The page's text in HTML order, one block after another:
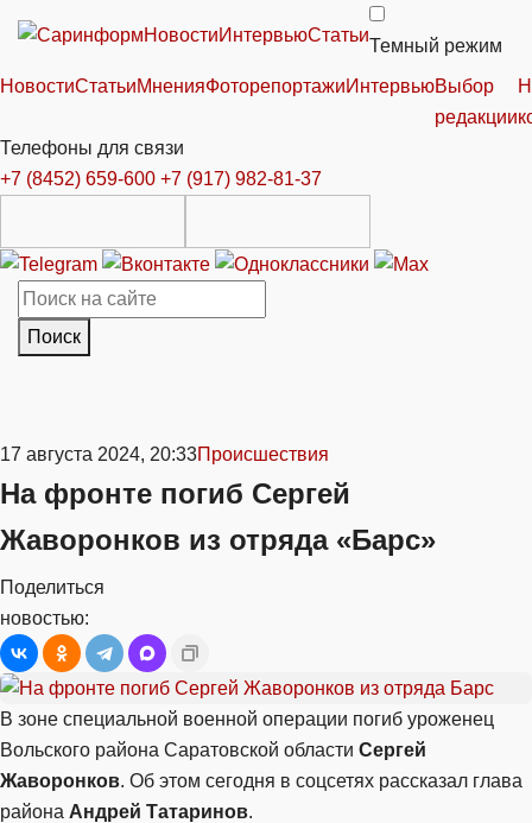
НовостиИнтервьюСтатьи
Темный режим
НовостиСтатьиМненияФоторепортажиИнтервьюВыбор
редакции
Телефоны для связи
+7 (8452) 659-600 +7 (917) 982-81-37
Поиск
17 августа 2024, 20:33Происшествия
На фронте погиб Сергей
Жаворонков из отряда «Барс»
Поделиться
новостью:
В зоне специальной военной операции погиб уроженец
Вольского района Саратовской области Сергей
Жаворонков. Об этом сегодня в соцсетях рассказал глава
района Андрей Татаринов.